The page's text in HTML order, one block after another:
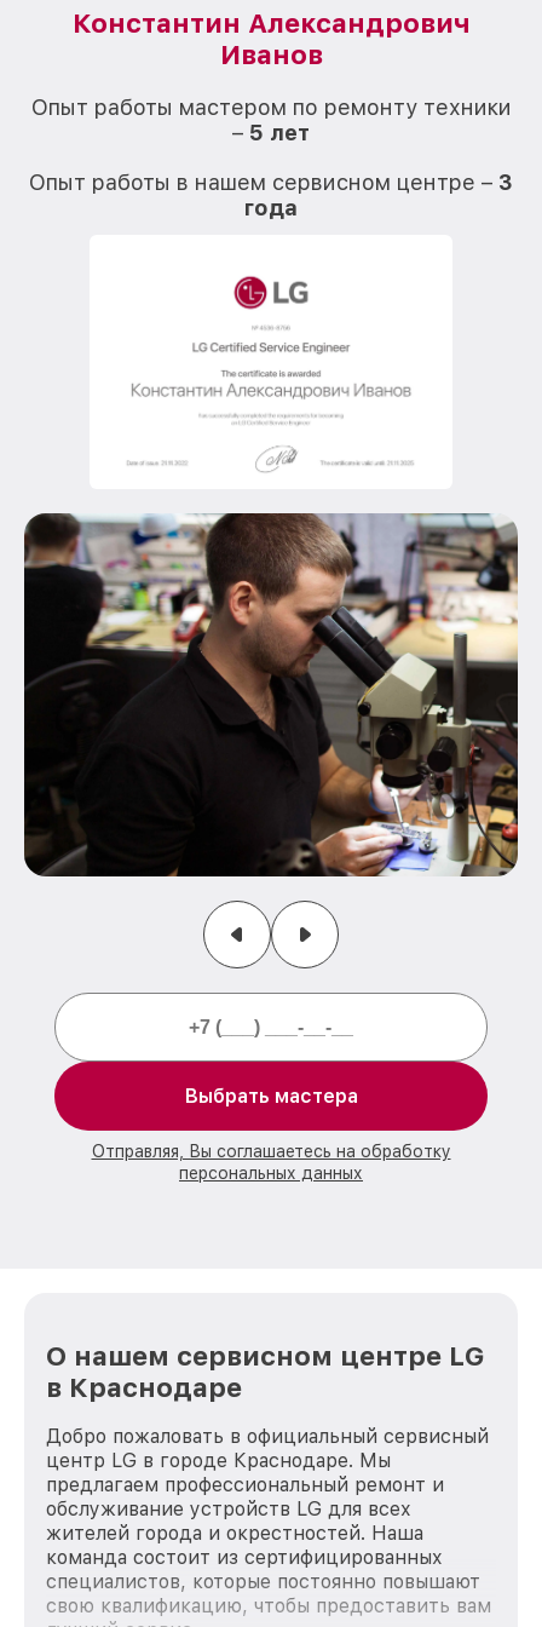
Константин Александрович
Иванов
Опыт работы мастером по ремонту техники
– 5 лет
Опыт работы в нашем сервисном центре – 3
года
Выбрать мастера
Отправляя, Вы соглашаетесь на обработку
персональных данных
О нашем сервисном центре LG
в Краснодаре
Добро пожаловать в официальный сервисный
центр LG в городе Краснодаре. Мы
предлагаем профессиональный ремонт и
обслуживание устройств LG для всех
жителей города и окрестностей. Наша
команда состоит из сертифицированных
специалистов, которые постоянно повышают
свою квалификацию, чтобы предоставить вам